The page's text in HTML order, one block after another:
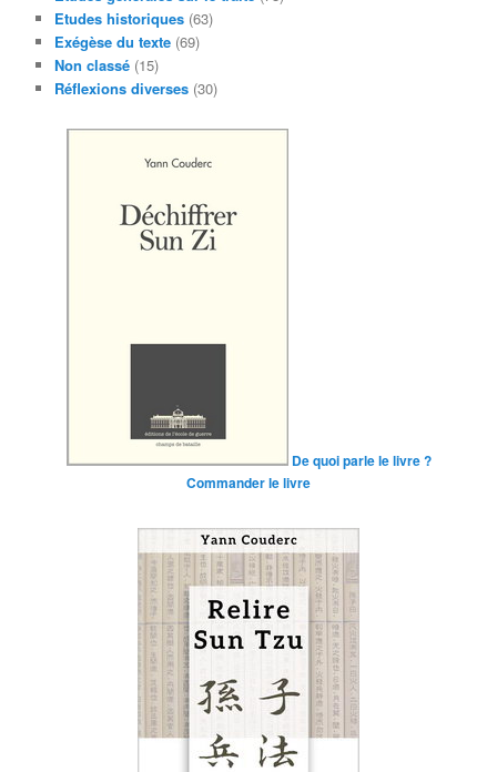
Etudes historiques (63)
Exégèse du texte (69)
Non classé (15)
Réflexions diverses (30)
De quoi parle le livre ?
Commander le livre